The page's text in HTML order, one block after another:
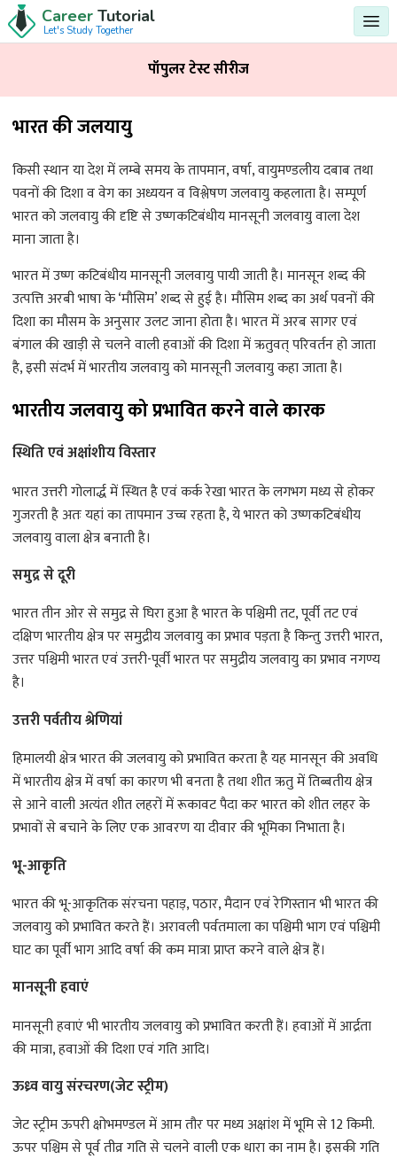
Career Tutorial
Let's Study Together
भारत की जलयायु
किसी स्थान या देश में लम्बे समय के तापमान, वर्षा, वायुमण्डलीय दबाब तथा
पवनों की दिशा व वेग का अध्ययन व विश्लेषण जलवायु कहलाता है। सम्पूर्ण
भारत को जलवायु की दृष्टि से उष्णकटिबंधीय मानसूनी जलवायु वाला देश
माना जाता है।
भारत में उष्ण कटिबंधीय मानसूनी जलवायु पायी जाती है। मानसून शब्द की
उत्पत्ति अरबी भाषा के ‘मौसिम’ शब्द से हुई है। मौसिम शब्द का अर्थ पवनों की
दिशा का मौसम के अनुसार उलट जाना होता है। भारत में अरब सागर एवं
बंगाल की खाड़ी से चलने वाली हवाओं की दिशा में ऋतुवत् परिवर्तन हो जाता
है, इसी संदर्भ में भारतीय जलवायु को मानसूनी जलवायु कहा जाता है।
भारतीय जलवायु को प्रभावित करने वाले कारक
स्थिति एवं अक्षांशीय विस्तार
भारत उत्तरी गोलार्द्ध में स्थित है एवं कर्क रेखा भारत के लगभग मध्य से होकर
गुजरती है अतः यहां का तापमान उच्च रहता है, ये भारत को उष्णकटिबंधीय
जलवायु वाला क्षेत्र बनाती है।
समुद्र से दूरी
भारत तीन ओर से समुद्र से घिरा हुआ है भारत के पश्चिमी तट, पूर्वी तट एवं
दक्षिण भारतीय क्षेत्र पर समुद्रीय जलवायु का प्रभाव पड़ता है किन्तु उत्तरी भारत,
उत्तर पश्चिमी भारत एवं उत्तरी-पूर्वी भारत पर समुद्रीय जलवायु का प्रभाव नगण्य
है।
उत्तरी पर्वतीय श्रेणियां
हिमालयी क्षेत्र भारत की जलवायु को प्रभावित करता है यह मानसून की अवधि
में भारतीय क्षेत्र में वर्षा का कारण भी बनता है तथा शीत ऋतु में तिब्बतीय क्षेत्र
से आने वाली अत्यंत शीत लहरों में रूकावट पैदा कर भारत को शीत लहर के
प्रभावों से बचाने के लिए एक आवरण या दीवार की भूमिका निभाता है।
भू-आकृति
भारत की भू-आकृतिक संरचना पहाड़, पठार, मैदान एवं रेगिस्तान भी भारत की
जलवायु को प्रभावित करते हैं। अरावली पर्वतमाला का पश्चिमी भाग एवं पश्चिमी
घाट का पूर्वी भाग आदि वर्षा की कम मात्रा प्राप्त करने वाले क्षेत्र हैं।
मानसूनी हवाएं
मानसूनी हवाएं भी भारतीय जलवायु को प्रभावित करती हैं। हवाओं में आर्द्रता
की मात्रा, हवाओं की दिशा एवं गति आदि।
ऊध्र्व वायु संरचरण(जेट स्ट्रीम)
जेट स्ट्रीम ऊपरी क्षोभमण्डल में आम तौर पर मध्य अक्षांश में भूमि से 12 किमी.
ऊपर पश्चिम से पूर्व तीव्र गति से चलने वाली एक धारा का नाम है। इसकी गति
पॉपुलर टेस्ट सीरीज